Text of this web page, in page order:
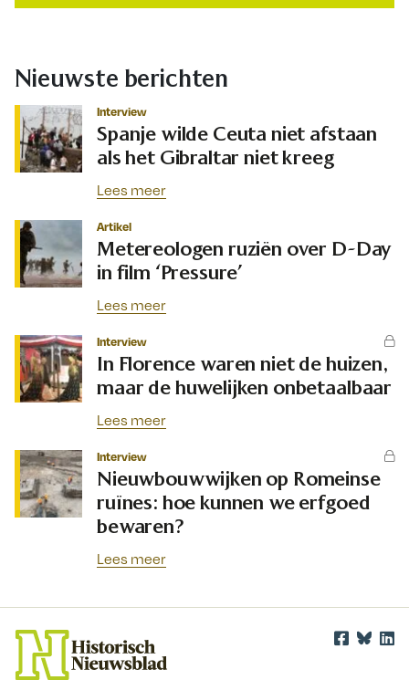
Nieuwste berichten
Interview
Spanje wilde Ceuta niet afstaan
als het Gibraltar niet kreeg
Lees meer
Artikel
Metereologen ruziën over D-Day
in film ‘Pressure’
Lees meer
Interview
In Florence waren niet de huizen,
maar de huwelijken onbetaalbaar
Lees meer
Interview
Nieuwbouwwijken op Romeinse
ruïnes: hoe kunnen we erfgoed
bewaren?
Lees meer